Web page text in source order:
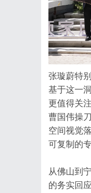
张璇蔚特
基于这一
更值得关
曹国伟操
空间视觉
可复制的
从佛山到
的务实回